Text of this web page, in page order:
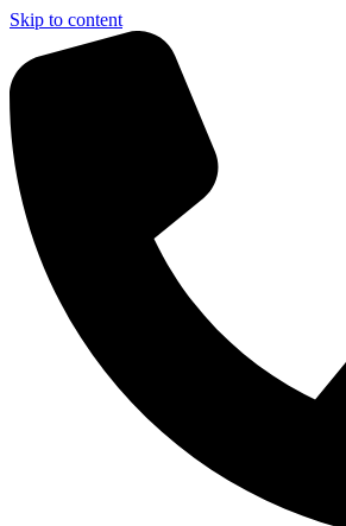
Skip to content